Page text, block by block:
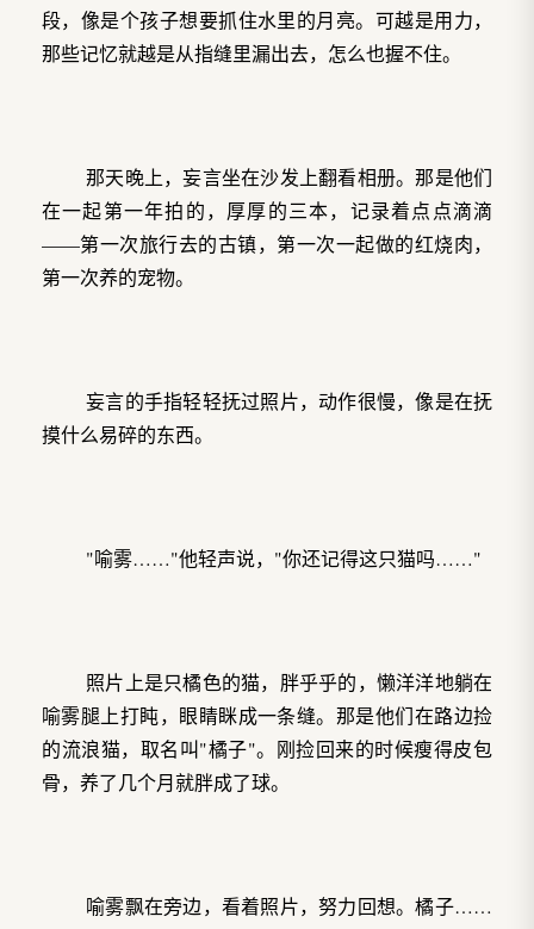
段，像是个孩子想要抓住水里的月亮。可越是用力，
那些记忆就越是从指缝里漏出去，怎么也握不住。
那天晚上，妄言坐在沙发上翻看相册。那是他们
在一起第一年拍的，厚厚的三本，记录着点点滴滴
——第一次旅行去的古镇，第一次一起做的红烧肉，
第一次养的宠物。
妄言的手指轻轻抚过照片，动作很慢，像是在抚
摸什么易碎的东西。
"喻雾……"他轻声说，"你还记得这只猫吗……"
照片上是只橘色的猫，胖乎乎的，懒洋洋地躺在
喻雾腿上打盹，眼睛眯成一条缝。那是他们在路边捡
的流浪猫，取名叫"橘子"。刚捡回来的时候瘦得皮包
骨，养了几个月就胖成了球。
喻雾飘在旁边，看着照片，努力回想。橘子……